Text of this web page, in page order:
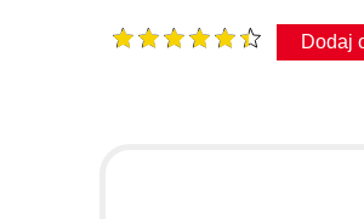
Dodaj